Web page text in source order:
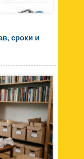
сроки и